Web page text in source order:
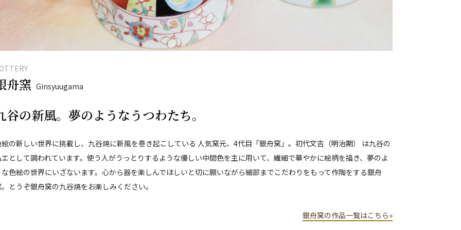
舟窯 Ginsyuugama
谷の新風。夢のようなうつわたち。
の新しい世界に挑載し、九谷焼に新風を巻き起こしている 人気窯元、4代目「銀舟窯」。初代文吉（明治期） は九谷の
として調われています。使う人がうっとりするような優しい中間色を主に用いて、繊細で華やかに絵柄を描き、夢のよ
色絵の世界にいざないます。心から器を楽しんでほしいと切に願いながら細部までこだわりをもって作陶をする銀舟
とうぞ銀舟窯の九谷焼をお楽しみください。
銀舟窯の作品一覧はこちら»